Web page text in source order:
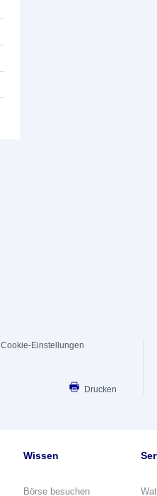
Cookie-Einstellungen
Drucken
Wissen
Börse besuchen